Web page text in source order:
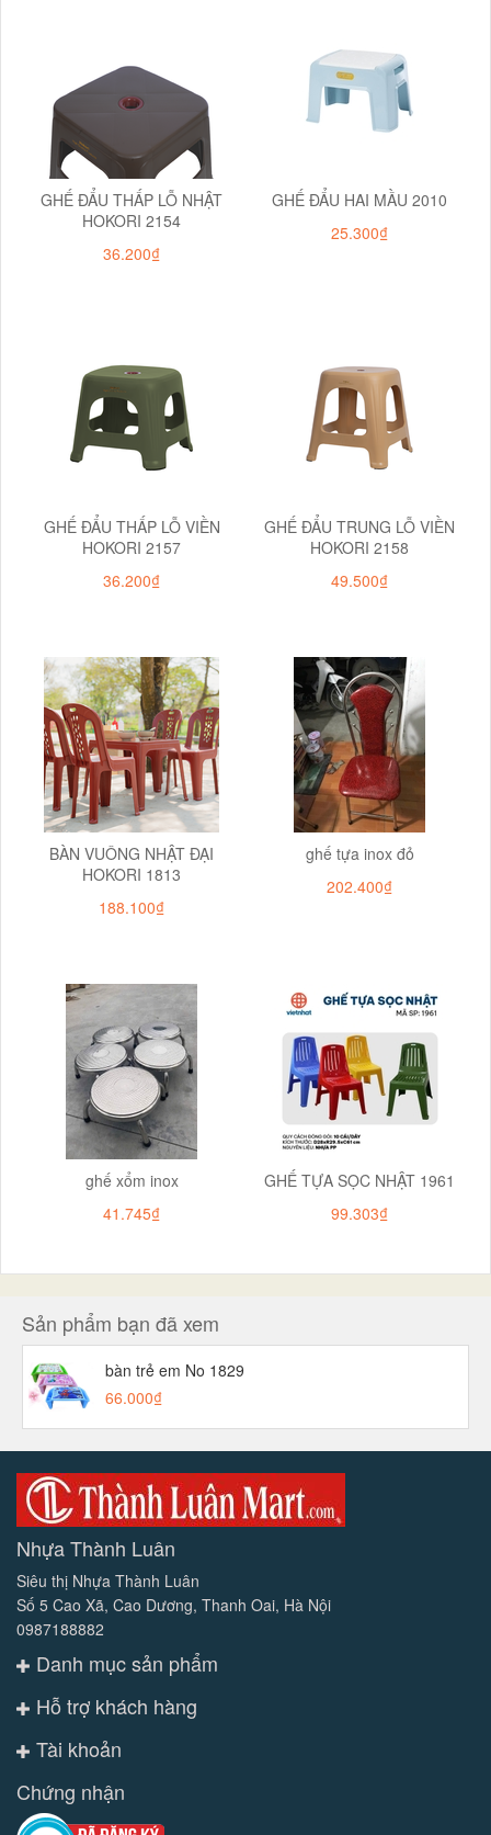
GHẾ ĐẨU THẤP LỖ NHẬT
HOKORI 2154
36.200₫
GHẾ ĐẨU HAI MẦU 2010
25.300₫
GHẾ ĐẨU THẤP LỖ VIỀN
HOKORI 2157
36.200₫
GHẾ ĐẨU TRUNG LỖ VIỀN
HOKORI 2158
49.500₫
BÀN VUÔNG NHẬT ĐẠI
HOKORI 1813
188.100₫
ghế tựa inox đỏ
202.400₫
ghế xổm inox
41.745₫
GHẾ TỰA SỌC NHẬT 1961
99.303₫
Sản phẩm bạn đã xem
bàn trẻ em No 1829
66.000₫
Nhựa Thành Luân
Siêu thị Nhựa Thành Luân
Số 5 Cao Xã, Cao Dương, Thanh Oai, Hà Nội
0987188882
Danh mục sản phẩm
Hỗ trợ khách hàng
Tài khoản
Chứng nhận